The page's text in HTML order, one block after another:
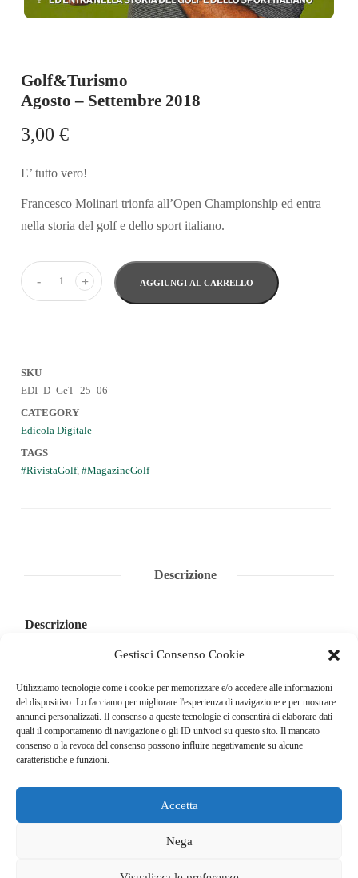
Gestisci Consenso Cookie
Utilizziamo tecnologie come i cookie per memorizzare e/o accedere alle informazioni
del dispositivo. Lo facciamo per migliorare l'esperienza di navigazione e per mostrare
annunci personalizzati. Il consenso a queste tecnologie ci consentirà di elaborare dati
quali il comportamento di navigazione o gli ID univoci su questo sito. Il mancato
consenso o la revoca del consenso possono influire negativamente su alcune
caratteristiche e funzioni.
Accetta
Nega
Golf&Turismo
Agosto – Settembre 2018
3,00 €
E’ tutto vero!
Francesco Molinari trionfa all’Open Championship ed entra
nella storia del golf e dello sport italiano.
- + AGGIUNGI AL CARRELLO
SKU
EDI_D_GeT_25_06
CATEGORY
Edicola Digitale
TAGS
RivistaGolf, MagazineGolf
Descrizione
Descrizione
E’ tutto vero! Francesco Molinari trionfa all’Open
Championship ed entra nella storia del golf e dello sport
italiano.